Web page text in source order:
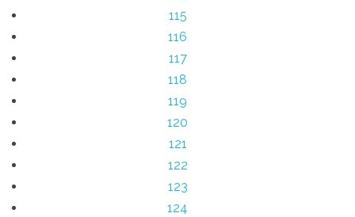
115
116
117
118
119
120
121
122
123
124